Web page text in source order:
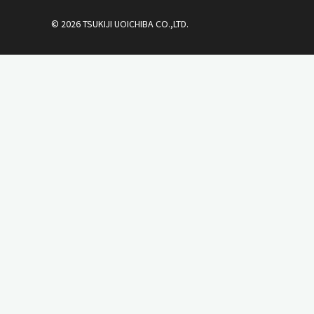
© 2026 TSUKIJI UOICHIBA CO.,LTD.